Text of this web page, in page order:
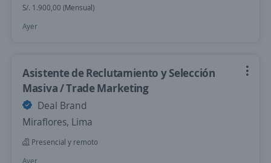
S/. 1.900,00 (Mensual)
Ayer
Asistente de Reclutamiento y Selección
Masiva / Trade Marketing
Deal Brand
Miraflores, Lima
Presencial y remoto
Ayer